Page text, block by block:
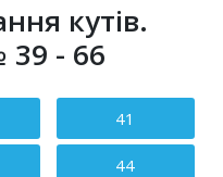
кутів.
39 - 66
41
44